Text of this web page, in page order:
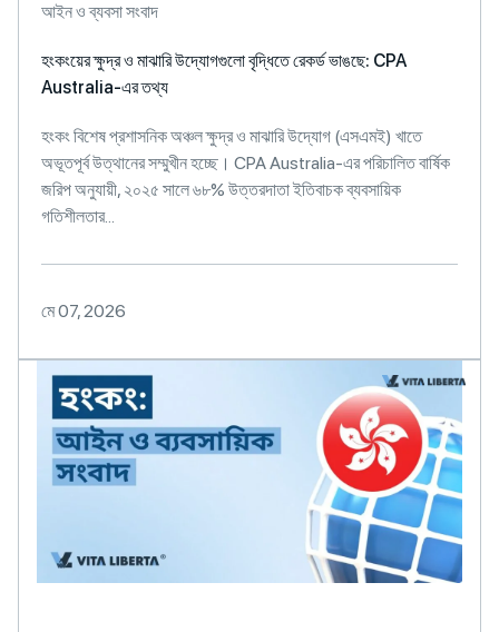
আইন ও ব্যবসা সংবাদ
হংকংয়ের ক্ষুদ্র ও মাঝারি উদ্যোগগুলো বৃদ্ধিতে রেকর্ড ভাঙছে: CPA
Australia-এর তথ্য
হংকং বিশেষ প্রশাসনিক অঞ্চল ক্ষুদ্র ও মাঝারি উদ্যোগ (এসএমই) খাতে
অভূতপূর্ব উত্থানের সম্মুখীন হচ্ছে। CPA Australia-এর পরিচালিত বার্ষিক
জরিপ অনুযায়ী, ২০২৫ সালে ৬৮% উত্তরদাতা ইতিবাচক ব্যবসায়িক
গতিশীলতার...
মে 07, 2026